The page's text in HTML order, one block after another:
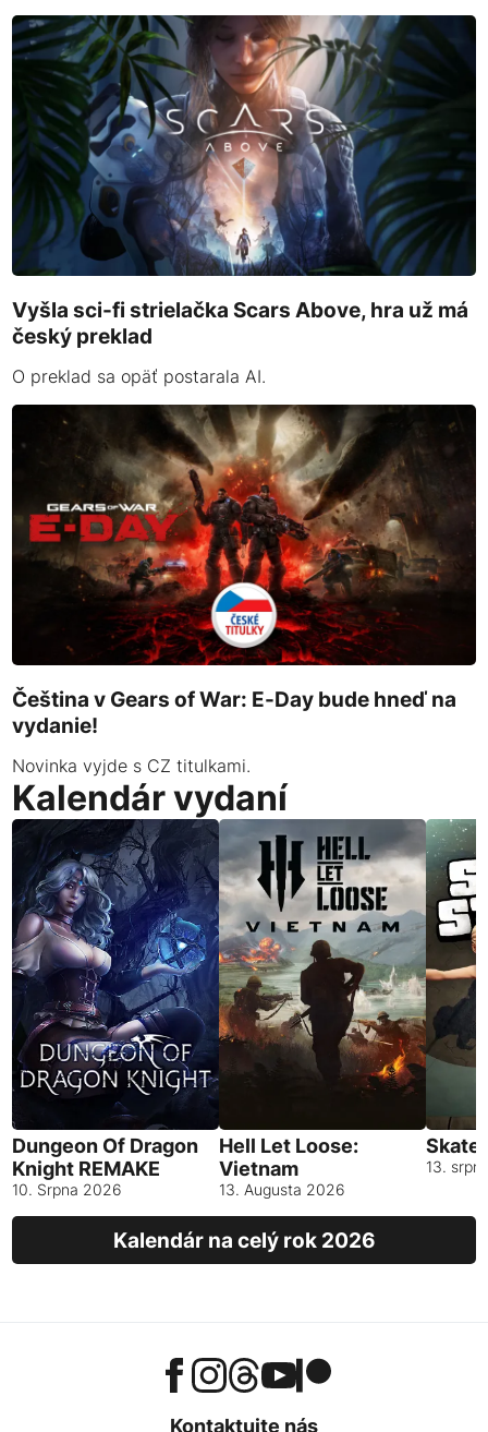
Vyšla sci-fi strielačka Scars Above, hra už má
český preklad
O preklad sa opäť postarala AI.
Čeština v Gears of War: E-Day bude hneď na
vydanie!
Novinka vyjde s CZ titulkami.
Kalendár vydaní
Dungeon Of Dragon
Knight REMAKE
10. Srpna 2026
Hell Let Loose:
Vietnam
13. Augusta 2026
13.
Kalendár na celý rok 2026
Kontaktujte nás